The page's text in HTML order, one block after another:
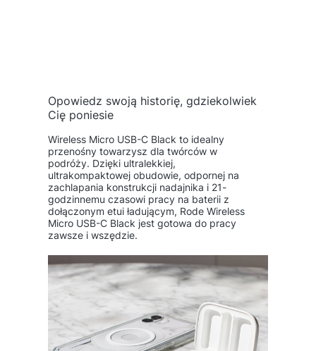
Opowiedz swoją historię, gdziekolwiek
Cię poniesie
Wireless Micro USB-C Black to idealny
przenośny towarzysz dla twórców w
podróży. Dzięki ultralekkiej,
ultrakompaktowej obudowie, odpornej na
zachlapania konstrukcji nadajnika i 21-
godzinnemu czasowi pracy na baterii z
dołączonym etui ładującym, Rode Wireless
Micro USB-C Black jest gotowa do pracy
zawsze i wszędzie.